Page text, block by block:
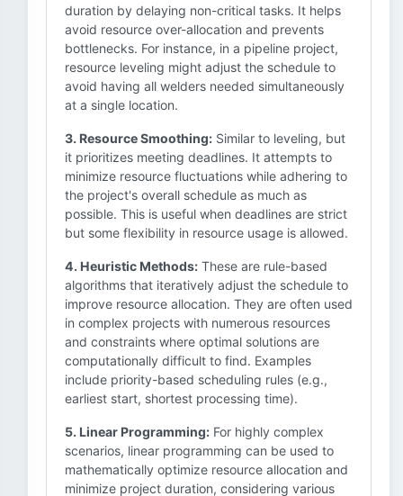
duration by delaying non-critical tasks. It helps
avoid resource over-allocation and prevents
bottlenecks. For instance, in a pipeline project,
resource leveling might adjust the schedule to
avoid having all welders needed simultaneously
at a single location.
3. Resource Smoothing: Similar to leveling, but
it prioritizes meeting deadlines. It attempts to
minimize resource fluctuations while adhering to
the project's overall schedule as much as
possible. This is useful when deadlines are strict
but some flexibility in resource usage is allowed.
4. Heuristic Methods: These are rule-based
algorithms that iteratively adjust the schedule to
improve resource allocation. They are often used
in complex projects with numerous resources
and constraints where optimal solutions are
computationally difficult to find. Examples
include priority-based scheduling rules (e.g.,
earliest start, shortest processing time).
5. Linear Programming: For highly complex
scenarios, linear programming can be used to
mathematically optimize resource allocation and
minimize project duration, considering various